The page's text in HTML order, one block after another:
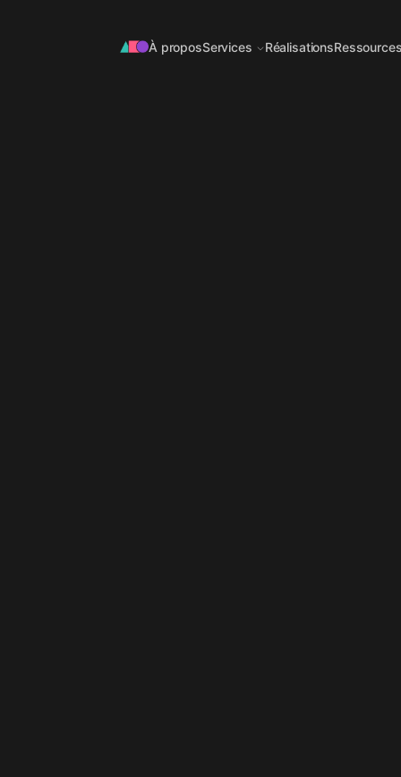
À proposServices RéalisationsRessources